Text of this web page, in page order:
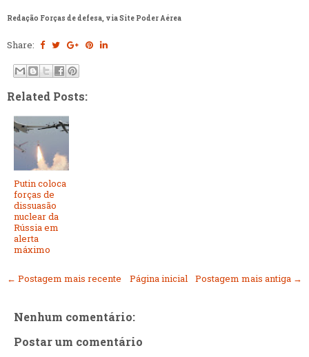
Redação Forças de defesa, via Site Poder Aérea
Share:
Related Posts:
Putin coloca
forças de
dissuasão
nuclear da
Rússia em
alerta
máximo
← Postagem mais recente Postagem mais antiga →
Página inicial
Nenhum comentário:
Postar um comentário